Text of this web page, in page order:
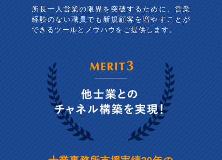
所長一人営業の限界を突破するために、営業
経験のない職員でも新規顧客を増やすことが
できるツールとノウハウをご提供します。